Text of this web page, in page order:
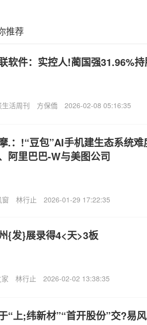
推荐
软件：实控人!蔺国强31.96%
生活周刊 方保僑 2026-02-08 05:16:35
.：!“豆包”AI手机建生态系统
阿里巴巴-W与美图公司
窗 林行止 2026-01-29 17:22:35
{发}展录得4<天>3板
林行止 2026-02-02 13:38:35
“上;纬新材”“首开股份”交?易